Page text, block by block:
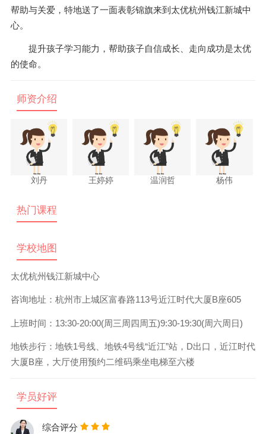
帮助与关爱，特地送了一面表彰锦旗来到太优杭州钱江新城中
心。
提升孩子学习能力，帮助孩子自信成长、走向成功是太优
的使命。
师资介绍
刘丹 王婷婷 温润哲 杨伟
热门课程
学校地图
太优杭州钱江新城中心
咨询地址： 杭州市上城区富春路113号近江时代大厦B座605
上班时间： 13:30-20:00(周三周四周五)9:30-19:30(周六周日)
地铁步行： 地铁1号线、地铁4号线“近江”站，D出口，近江时代
大厦B座，大厅使用预约二维码乘坐电梯至六楼
学员好评
综合评分